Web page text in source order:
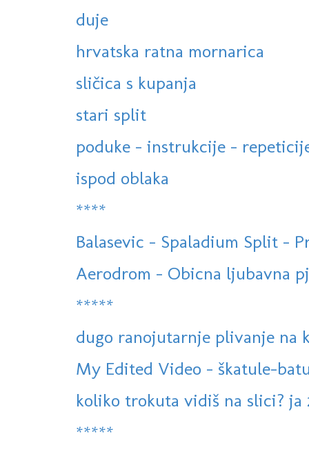
duje
hrvatska ratna mornarica
sličica s kupanja
stari split
poduke - instrukcije -
ispod oblaka
****
Balasevic - Spaladium Split -
Aerodrom - Obicna ljubavna
*****
dugo ranojutarnje plivanje na
My Edited Video - škatule-
koliko trokuta vidiš na slici? ja
*****